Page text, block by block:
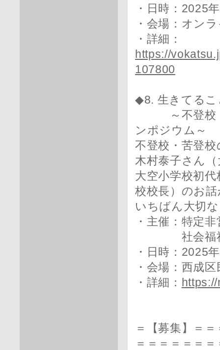
・日時：2025
・会場：オン
・詳細：
https://
107800
◆8. 生きてる
～不登校・
ンポジウム～
不登校・苦登
木村泰子さん
大空小学校初
校校長）のお
いちばん大切
・主催：特定
社会福祉法
・日時：2025
・会場：西成
・詳細：
＝【募集】＝
＝＝＝＝＝＝＝